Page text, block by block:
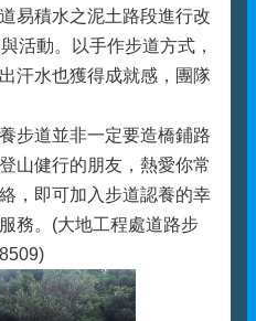
易積水之泥土路段進行改
活動。以手作步道方式，
汗水也獲得成就感，團隊
道並非一定要造橋鋪路
山健行的朋友，熱愛你常
，即可加入步道認養的幸
務。(大地工程處道路步